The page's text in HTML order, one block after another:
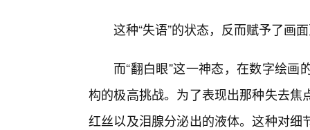
这种“失语”的状态，反而赋予了画
而“翻白眼”这一神态，在数字绘
构的极高挑战。为了表现出那种失去
红丝以及泪腺分泌出的液体。这种对